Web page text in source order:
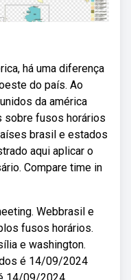
há uma diferença
do país. Ao
da américa
sobre fusos horários
brasil e estados
aqui aplicar o
Compare time in
Webbrasil e
fusos horários.
e washington.
é 14/09/2024